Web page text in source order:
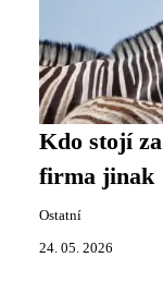
Kdo stojí
firma jinak
Ostatní
24. 05. 2026